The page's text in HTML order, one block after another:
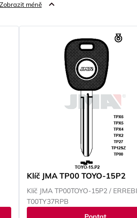
Zobrazit méně
Klíč JMA TP00 TOYO-15P2
Klíč JMA TP00TOYO-15P2 / ERREBI
T00TY37RPB